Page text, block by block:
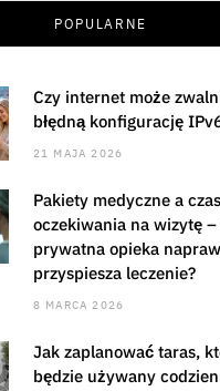
POPULARNE
Czy internet może
błędną konfigurację
21 MAJA 2026
Pakiety medyczne a czas
oczekiwania na wizytę
prywatna opieka
przyspiesza leczenie?
8 MARCA 2026
Jak zaplanować taras,
będzie używany